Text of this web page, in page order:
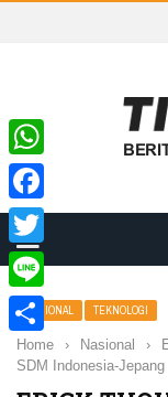
NASIONAL TEKNOLOGI
Home › Nasional ›
SDM Indonesia-Jepang
WhatsApp
Facebook
Twitter
Line
Share